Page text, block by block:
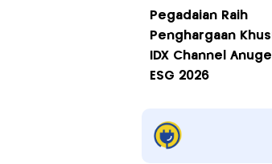
Pegadaian Raih
Penghargaan
IDX Channel
ESG 2026